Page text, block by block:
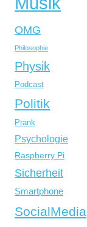
OMG
Philosophie
Physik
Podcast
Politik
Prank
Psychologie
Raspberry Pi
Sicherheit
Smartphone
SocialMedia